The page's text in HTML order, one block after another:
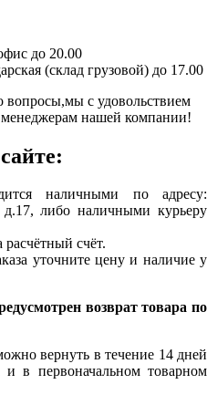
до 20.00
(склад грузовой) до 17.00
вопросы,мы с удовольствием
нашей компании!
наличными по адресу:
либо наличными курьеру
счёт.
уточните цену и наличие у
возврат товара по
вернуть в течение 14 дней
в первоначальном товарном